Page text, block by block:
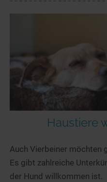
Haustiere
Auch Vierbeiner möchten
Es gibt zahlreiche
der Hund willkommen ist.